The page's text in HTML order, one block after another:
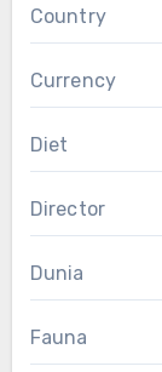
Country
Currency
Diet
Director
Dunia
Fauna